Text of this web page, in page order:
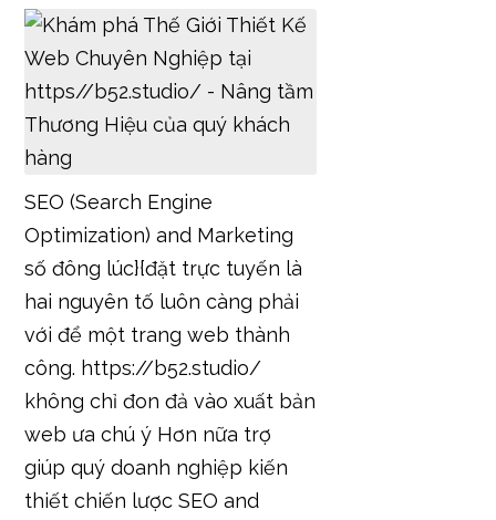
SEO (Search Engine
Optimization) and Marketing
số đông lúc}{đặt trực tuyến là
hai nguyên tố luôn càng phải
với để một trang web thành
công. https://b52.studio/
không chỉ đon đả vào xuất bản
web ưa chú ý Hơn nữa trợ
giúp quý doanh nghiệp kiến
thiết chiến lược SEO and